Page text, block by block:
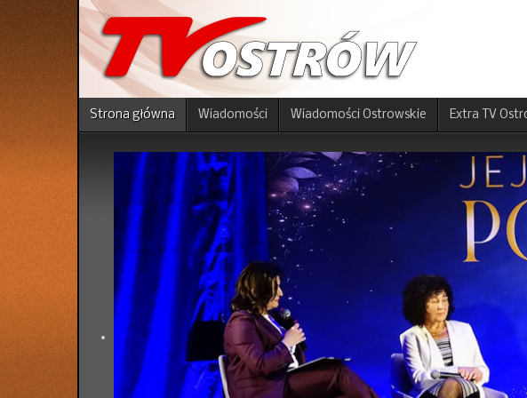
Strona główna Wiadomości Wiadomości Ostrowskie Extra TV